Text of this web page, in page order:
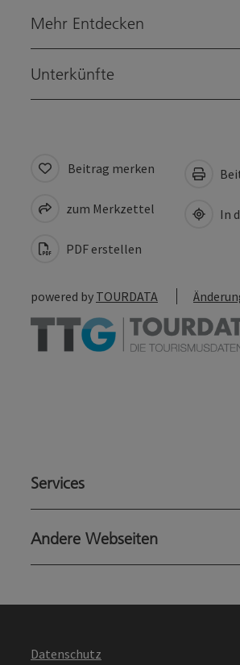
Mehr Entdecken
Unterkünfte
Beitrag merken
zum Merkzettel
PDF erstellen
In
powered by TOURDATA
Services
Andere Webseiten
Datenschutz